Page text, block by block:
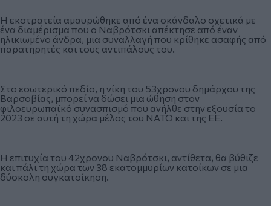
Η εκστρατεία αμαυρώθηκε από ένα σκάνδαλο σχετικά με
ένα διαμέρισμα που ο Ναβρότσκι απέκτησε από έναν
ηλικιωμένο άνδρα, μια συναλλαγή που κρίθηκε ασαφής από
παρατηρητές και τους αντιπάλους του.
Στο εσωτερικό πεδίο, η νίκη του 53χρονου δημάρχου της
Βαρσοβίας, μπορεί να δώσει μια ώθηση στον
φιλοευρωπαϊκό συνασπισμό που ανήλθε στην εξουσία το
2023 σε αυτή τη χώρα μέλος του ΝΑΤΟ και της ΕΕ.
Η επιτυχία του 42χρονου Ναβρότσκι, αντίθετα, θα βύθιζε
και πάλι τη χώρα των 38 εκατομμυρίων κατοίκων σε μια
δύσκολη συγκατοίκηση.